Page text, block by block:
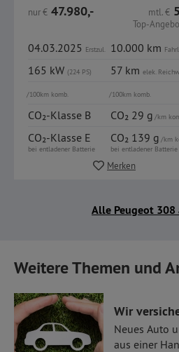
nur€ 47.980,- mtl.€
Top-
04.03.2025 Erstzul. 10.000 km
165 kW (224 PS) 57 kmelek.
/100km komb. /100km komb.
CO₂-Klasse B CO₂ 29 g/km
CO₂-Klasse E
bei entladener Batterie
CO₂ 139 g/km
bei entladener Batterie
Merken
Alle Peugeot 308
Weitere Themen und
Wir
Neues Auto
aus einer